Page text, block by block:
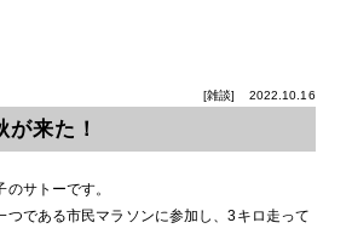
[雑談] 2022.10.16
来た！
サトーです。
つである市民マラソンに参加し、3キロ走って